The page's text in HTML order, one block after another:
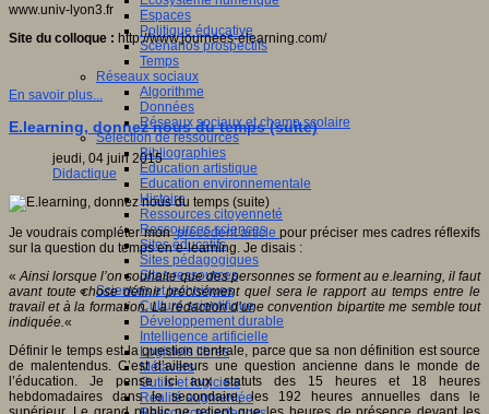
Espaces
Politique éducative
Scénarios prospectifs
Temps
Réseaux sociaux
Algorithme
Données
Réseaux sociaux et champ scolaire
Sélection de ressources
Bibliographies
Education artistique
Education environnementale
Histoire
Ressources citoyenneté
Ressources sciences
Sites éducatifs
Sites pédagogiques
Sites ressources
Sciences et techniques
Culture scientifique
Développement durable
Intelligence artificielle
Logiciels libres
Métavers
Outils et logiciels
Réalité augmentée
www.univ-lyon3.fr
Site du colloque : http://www.journees-elearning.com/
En savoir plus...
E.learning, donnez nous du temps (suite)
jeudi, 04 juin 2015
Didactique
Je voudrais compléter monprécédent articlepour préciser mes cadres réflexifs
sur la question du temps en e-learning. Je disais :
«Ainsi lorsque l’on souhaite que des personnes se forment au e.learning, il faut
avant toute chose définir précisément quel sera le rapport au temps entre le
travail et à la formation. La rédaction d’une convention bipartite me semble tout
indiquée.«
Définir le temps est la question centrale, parce que sa non définition est source
de malentendus. C’est d’ailleurs une question ancienne dans le monde de
l’éducation. Je pense ici aux statuts des 15 heures et 18 heures
hebdomadaires dans le secondaire, les 192 heures annuelles dans le